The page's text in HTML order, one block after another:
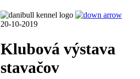
20-10-2019
Klubová výstava
stavačov